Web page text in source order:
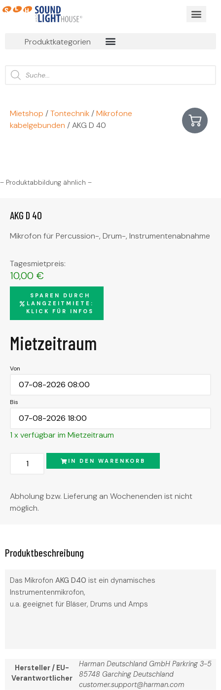
Produktkategorien
Mietshop /Tontechnik /Mikrofone
kabelgebunden / AKG D 40
– Produktabbildung ähnlich –
AKG D 40
Mikrofon für Percussion-, Drum-, Instrumentenabnahme
Tagesmietpreis:
10,00 €
SPAREN DURCH
LANGZEITMIETE:
KLICK FÜR INFOS
Mietzeitraum
Von
Bis
1 x verfügbar im Mietzeitraum
IN DEN WARENKORB
Abholung bzw. Lieferung an Wochenenden ist nicht
möglich.
Produktbeschreibung
Das Mikrofon AKG D40 ist ein dynamisches
Instrumentenmikrofon,
u.a. geeignet für Bläser, Drums und Amps
Hersteller / EU-
Verantwortlicher
Harman Deutschland GmbH Parkring 3-5
85748 Garching Deutschland
customer.support@harman.com